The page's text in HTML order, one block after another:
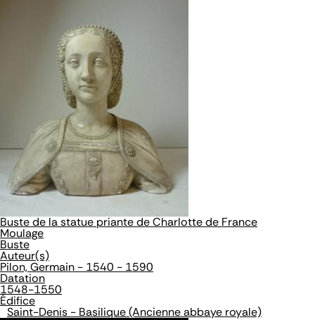
Buste de la statue priante de Charlotte de France
Moulage
Buste
Auteur(s)
Pilon, Germain - 1540 - 1590
Datation
1548-1550
Édifice
Saint-Denis - Basilique (Ancienne abbaye royale)